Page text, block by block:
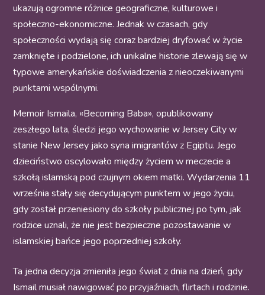
ukazują ogromne różnice geograficzne, kulturowe i
społeczno-ekonomiczne. Jednak w czasach, gdy
społeczności wydają się coraz bardziej dryfować w życie
zamknięte i podzielone, ich unikalne historie zlewają się w
typowe amerykańskie doświadczenia z nieoczekiwanymi
punktami wspólnymi.
Memoir Ismaila, «Becoming Baba», opublikowany
zeszłego lata, śledzi jego wychowanie w Jersey City w
stanie New Jersey jako syna imigrantów z Egiptu. Jego
dzieciństwo oscylowało między życiem w meczecie a
szkołą islamską pod czujnym okiem matki. Wydarzenia 11
września stały się decydującym punktem w jego życiu,
gdy został przeniesiony do szkoły publicznej po tym, jak
rodzice uznali, że nie jest bezpieczne pozostawanie w
islamskiej bańce jego poprzedniej szkoły.
Ta jedna decyzja zmieniła jego świat z dnia na dzień, gdy
Ismail musiał nawigować po przyjaźniach, flirtach i rodzinie.